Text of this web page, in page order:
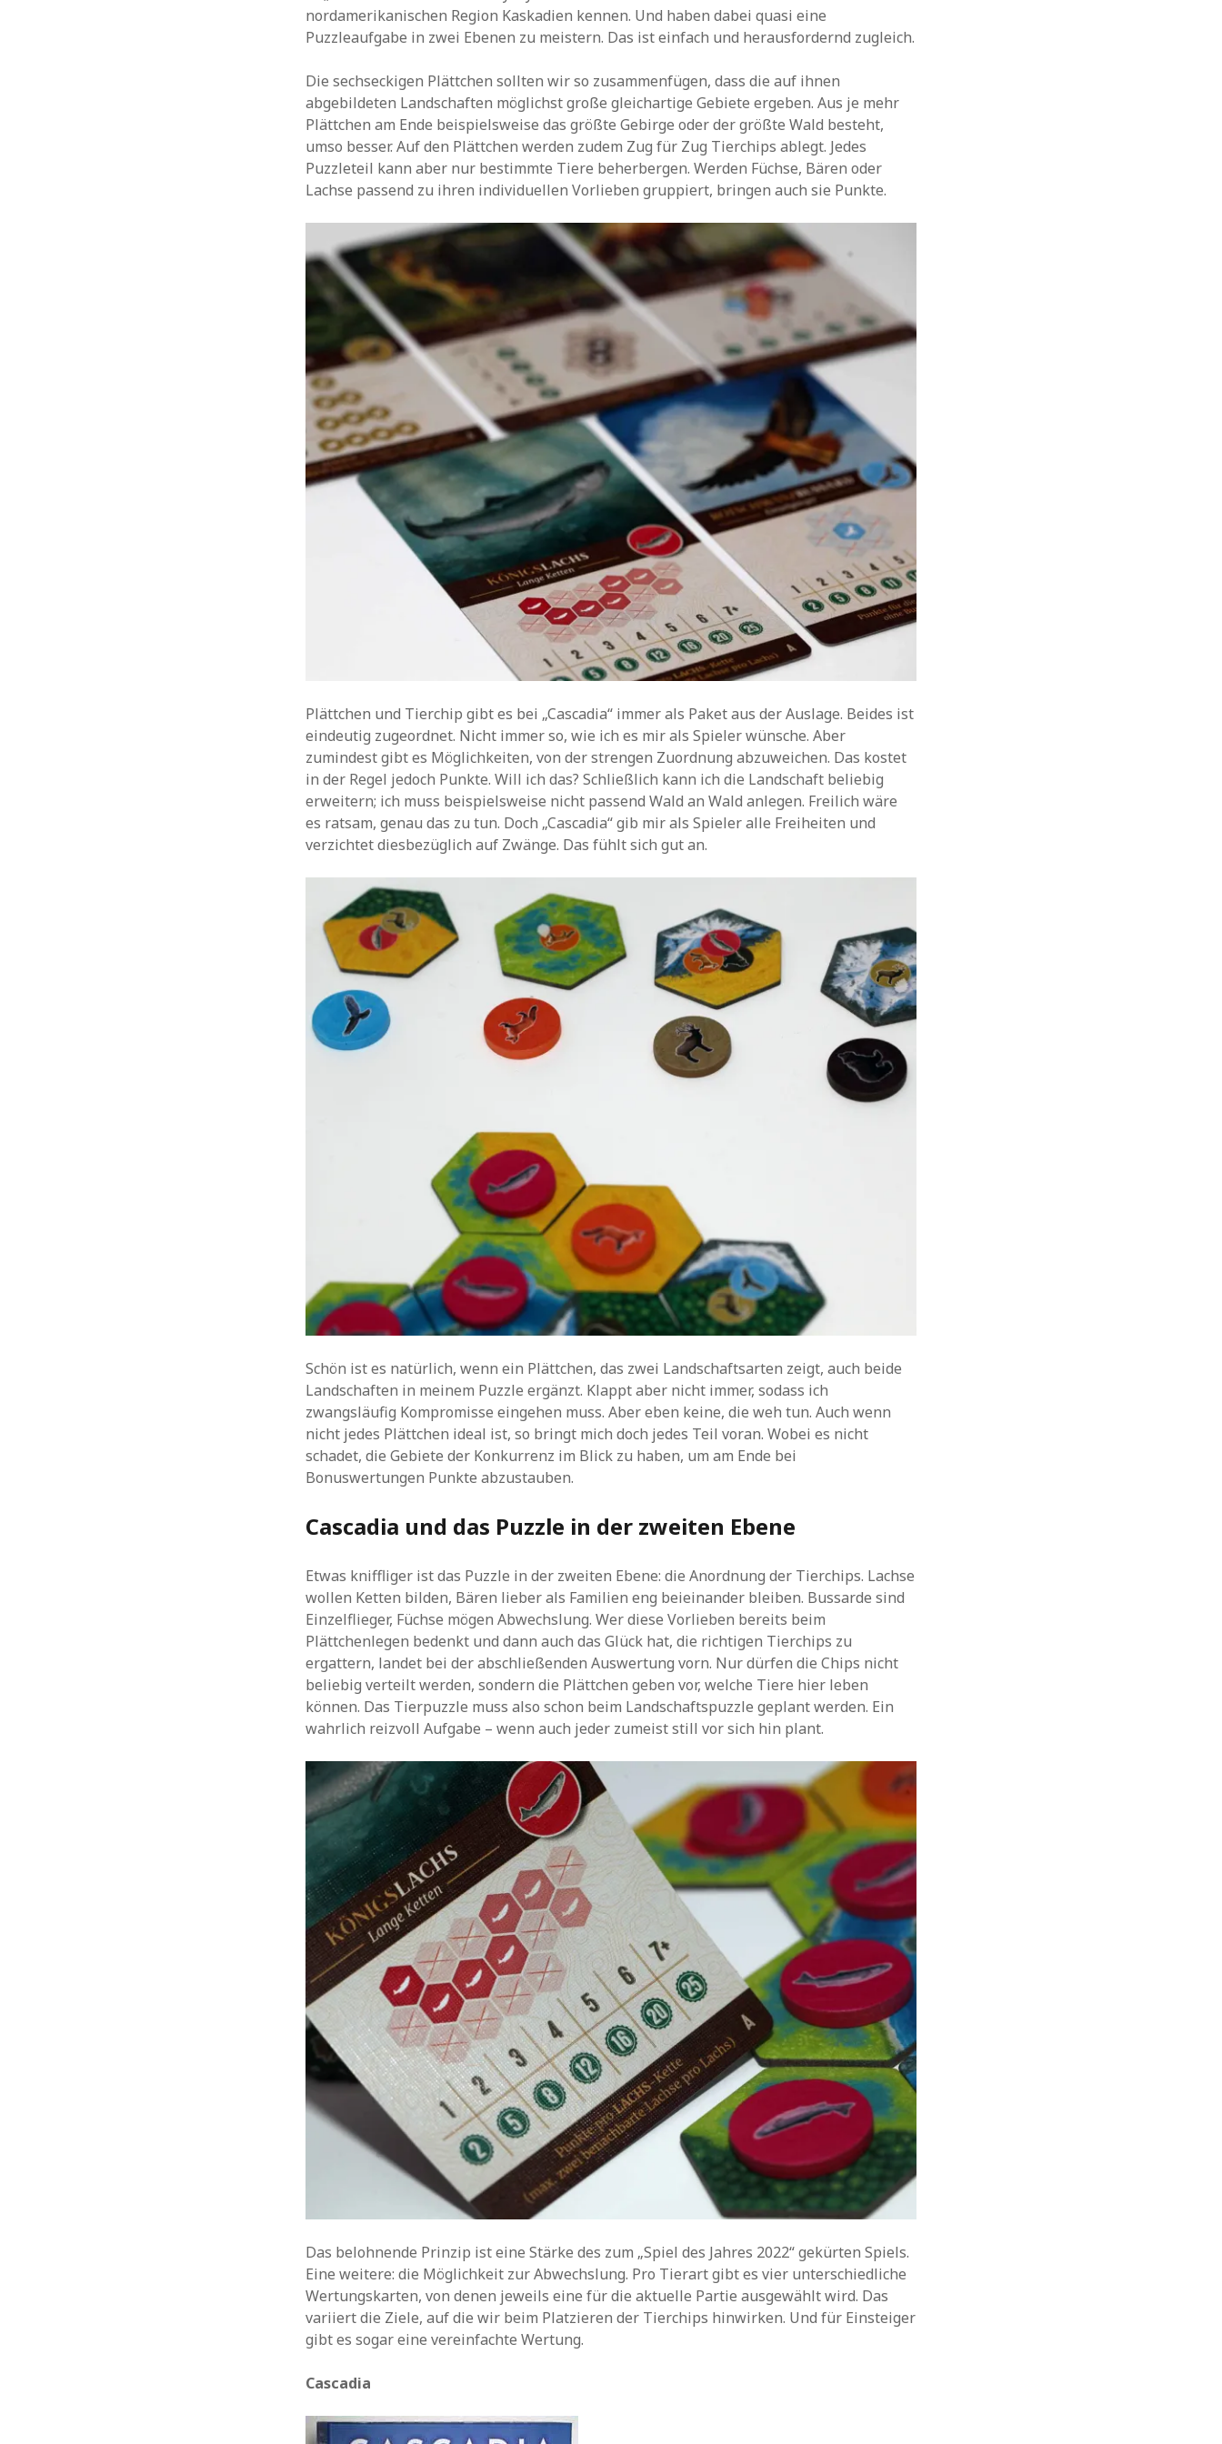
nordamerikanischen Region Kaskadien kennen. Und haben dabei quasi eine
Puzzleaufgabe in zwei Ebenen zu meistern. Das ist einfach und herausfordernd zugleich.
Die sechseckigen Plättchen sollten wir so zusammenfügen, dass die auf ihnen
abgebildeten Landschaften möglichst große gleichartige Gebiete ergeben. Aus je mehr
Plättchen am Ende beispielsweise das größte Gebirge oder der größte Wald besteht,
umso besser. Auf den Plättchen werden zudem Zug für Zug Tierchips ablegt. Jedes
Puzzleteil kann aber nur bestimmte Tiere beherbergen. Werden Füchse, Bären oder
Lachse passend zu ihren individuellen Vorlieben gruppiert, bringen auch sie Punkte.
Plättchen und Tierchip gibt es bei „Cascadia“ immer als Paket aus der Auslage. Beides ist
eindeutig zugeordnet. Nicht immer so, wie ich es mir als Spieler wünsche. Aber
zumindest gibt es Möglichkeiten, von der strengen Zuordnung abzuweichen. Das kostet
in der Regel jedoch Punkte. Will ich das? Schließlich kann ich die Landschaft beliebig
erweitern; ich muss beispielsweise nicht passend Wald an Wald anlegen. Freilich wäre
es ratsam, genau das zu tun. Doch „Cascadia“ gib mir als Spieler alle Freiheiten und
verzichtet diesbezüglich auf Zwänge. Das fühlt sich gut an.
Schön ist es natürlich, wenn ein Plättchen, das zwei Landschaftsarten zeigt, auch beide
Landschaften in meinem Puzzle ergänzt. Klappt aber nicht immer, sodass ich
zwangsläufig Kompromisse eingehen muss. Aber eben keine, die weh tun. Auch wenn
nicht jedes Plättchen ideal ist, so bringt mich doch jedes Teil voran. Wobei es nicht
schadet, die Gebiete der Konkurrenz im Blick zu haben, um am Ende bei
Bonuswertungen Punkte abzustauben.
Cascadia und das Puzzle in der zweiten Ebene
Etwas kniffliger ist das Puzzle in der zweiten Ebene: die Anordnung der Tierchips. Lachse
wollen Ketten bilden, Bären lieber als Familien eng beieinander bleiben. Bussarde sind
Einzelflieger, Füchse mögen Abwechslung. Wer diese Vorlieben bereits beim
Plättchenlegen bedenkt und dann auch das Glück hat, die richtigen Tierchips zu
ergattern, landet bei der abschließenden Auswertung vorn. Nur dürfen die Chips nicht
beliebig verteilt werden, sondern die Plättchen geben vor, welche Tiere hier leben
können. Das Tierpuzzle muss also schon beim Landschaftspuzzle geplant werden. Ein
wahrlich reizvoll Aufgabe – wenn auch jeder zumeist still vor sich hin plant.
Das belohnende Prinzip ist eine Stärke des zum „Spiel des Jahres 2022“ gekürten Spiels.
Eine weitere: die Möglichkeit zur Abwechslung. Pro Tierart gibt es vier unterschiedliche
Wertungskarten, von denen jeweils eine für die aktuelle Partie ausgewählt wird. Das
variiert die Ziele, auf die wir beim Platzieren der Tierchips hinwirken. Und für Einsteiger
gibt es sogar eine vereinfachte Wertung.
Cascadia